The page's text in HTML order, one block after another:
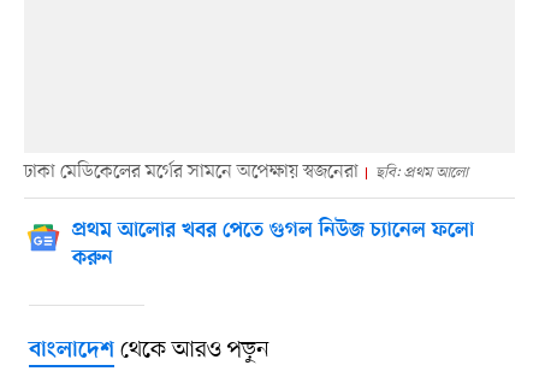
ঢাকা মেডিকেলের মর্গের সামনে অপেক্ষায় স্বজনেরা ছবি: প্রথম আলো
প্রথম আলোর খবর পেতে গুগল নিউজ চ্যানেল ফলো
করুন
বাংলাদেশথেকে আরও পড়ুন